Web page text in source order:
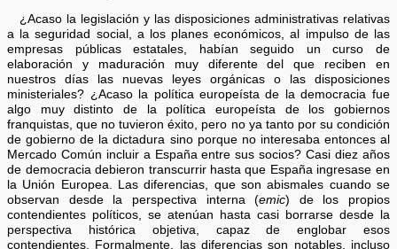
¿Acaso la legislación y las disposiciones administrativas relativas
a la seguridad social, a los planes económicos, al impulso de las
empresas públicas estatales, habían seguido un curso de
elaboración y maduración muy diferente del que reciben en
nuestros días las nuevas leyes orgánicas o las disposiciones
ministeriales? ¿Acaso la política europeísta de la democracia fue
algo muy distinto de la política europeísta de los gobiernos
franquistas, que no tuvieron éxito, pero no ya tanto por su condición
de gobierno de la dictadura sino porque no interesaba entonces al
Mercado Común incluir a España entre sus socios? Casi diez años
de democracia debieron transcurrir hasta que España ingresase en
la Unión Europea. Las diferencias, que son abismales cuando se
observan desde la perspectiva interna (emic) de los propios
contendientes políticos, se atenúan hasta casi borrarse desde la
perspectiva histórica objetiva, capaz de englobar esos
contendientes. Formalmente, las diferencias son notables, incluso